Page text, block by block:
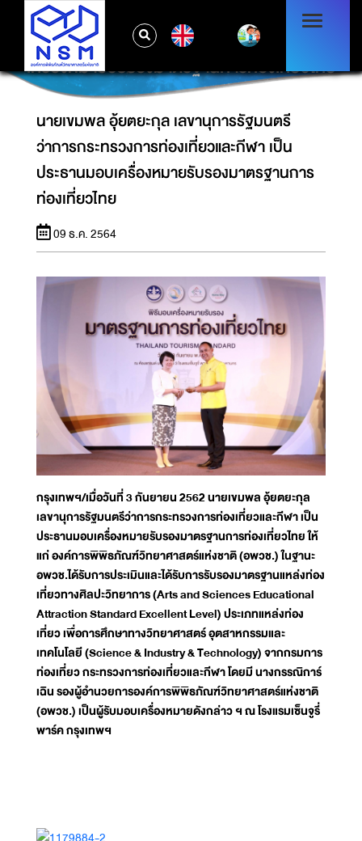
นายเขมพล อุ้ยตยะกุล เลขานุการรัฐมนตรีว่าการ
กระทรวงการท่องเที่ยวและกีฬา เป็นประธานมอบ
เครื่องหมายรับรองมาตรฐานการท่องเที่ยวไทย
นายเขมพล อุ้ยตยะกุล เลขานุการรัฐมนตรี
ว่าการกระทรวงการท่องเที่ยวและกีฬา เป็น
ประธานมอบเครื่องหมายรับรองมาตรฐานการ
ท่องเที่ยวไทย
09 ธ.ค. 2564
กรุงเทพฯ/เมื่อวันที่ 3 กันยายน 2562 นายเขมพล อุ้ยตยะกุล
เลขานุการรัฐมนตรีว่าการกระทรวงการท่องเที่ยวและกีฬา เป็น
ประธานมอบเครื่องหมายรับรองมาตรฐานการท่องเที่ยวไทย ให้
แก่ องค์การพิพิธภัณฑ์วิทยาศาสตร์แห่งชาติ (อพวช.) ในฐานะ
อพวช.ได้รับการประเมินและได้รับการรับรองมาตรฐานแหล่งท่อง
เที่ยวทางศิลปะวิทยาการ (Arts and Sciences Educational
Attraction Standard Excellent Level) ประเภทแหล่งท่อง
เที่ยว เพื่อการศึกษาทางวิทยาศาสตร์ อุตสาหกรรมและ
เทคโนโลยี (Science & Industry & Technology) จากกรมการ
ท่องเที่ยว กระทรวงการท่องเที่ยวและกีฬา โดยมี นางกรรณิการ์
เฉิน รองผู้อำนวยการองค์การพิพิธภัณฑ์วิทยาศาสตร์แห่งชาติ
(อพวช.) เป็นผู้รับมอบเครื่องหมายดังกล่าว ฯ ณ โรงแรมเซ็นจูรี่
พาร์ค กรุงเทพฯ